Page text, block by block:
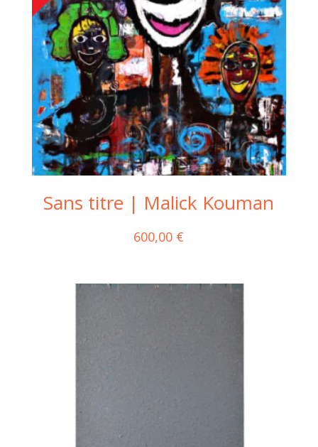
Sans titre | Malick Kouman
600,00 €